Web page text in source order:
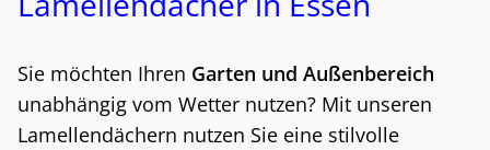
Sie möchten Ihren Garten und Außenbereich
unabhängig vom Wetter nutzen? Mit unseren
Lamellendächern nutzen Sie eine stilvolle